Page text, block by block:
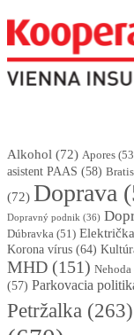
Alkohol (72) Apores
asistent PAAS (58)
(72) Doprava
Dopravný podnik (36)
Dúbravka (51) Električka
Korona vírus (64)
MHD (151) Nehoda
(57) Parkovacia
Petržalka (263)